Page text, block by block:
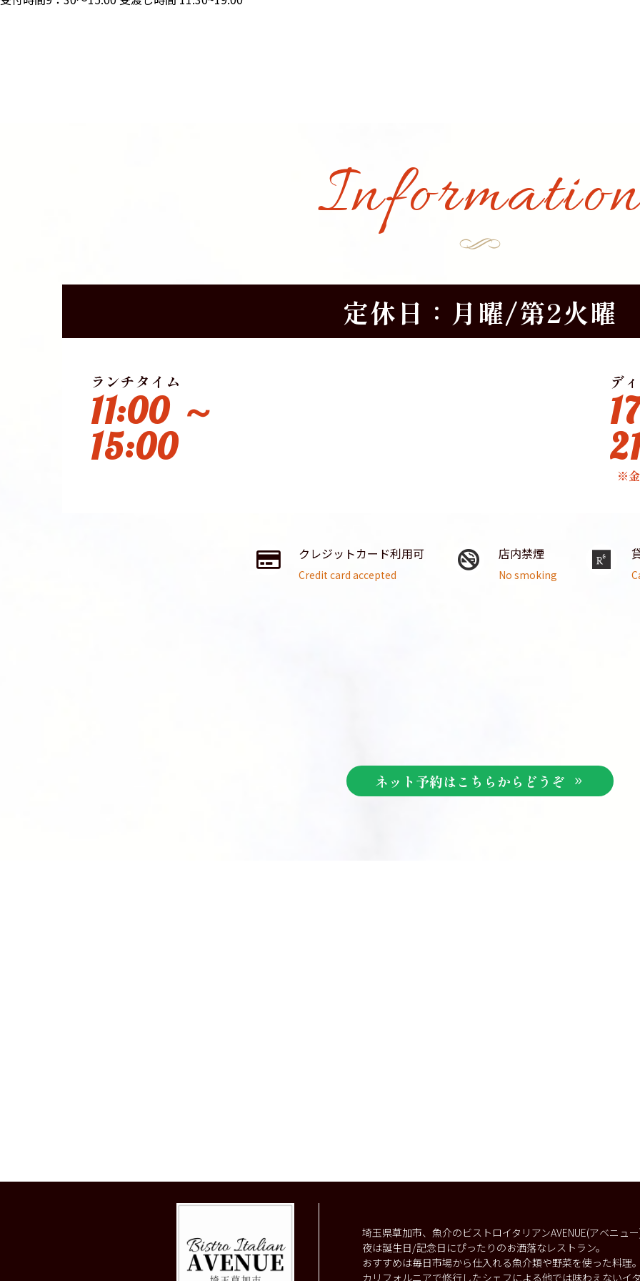
定休日：月曜/第2火曜
ランチタイム
11:00 ～
15:00
デ
※
クレジットカード利用可
Credit card accepted
店内禁煙
No smoking
ネット予約はこちらからどうぞ
埼玉県草加市、魚介のビストロイタリアンAVENUE(アベニュ
夜は誕生日/記念日にぴったりのお洒落なレストラン。
おすすめは毎日市場から仕入れる魚介類や野菜を使った料理
カリフォルニアで修行したシェフによる他では味わえないイ